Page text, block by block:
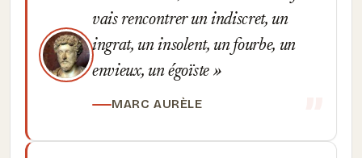
vais rencontrer un indiscret, un
ingrat, un insolent, un fourbe, un
envieux, un égoïste
MARC AURÈLE